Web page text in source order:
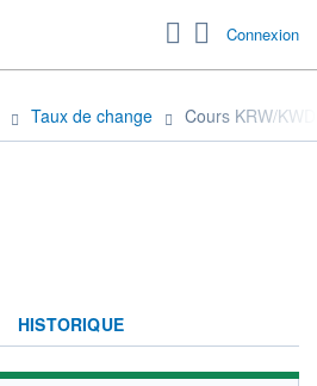
Connexion
Taux de change Cours KRW/
HISTORIQUE